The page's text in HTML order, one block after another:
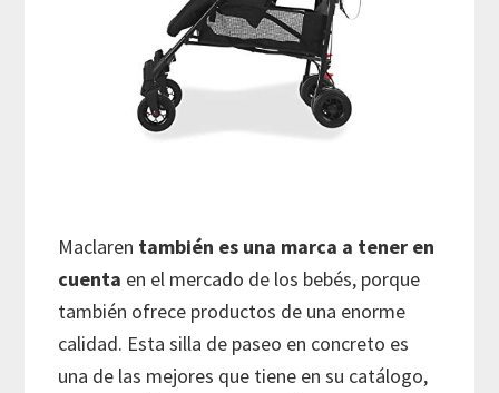
Maclaren también es una marca a tener en
cuenta en el mercado de los bebés, porque
también ofrece productos de una enorme
calidad. Esta silla de paseo en concreto es
una de las mejores que tiene en su catálogo,